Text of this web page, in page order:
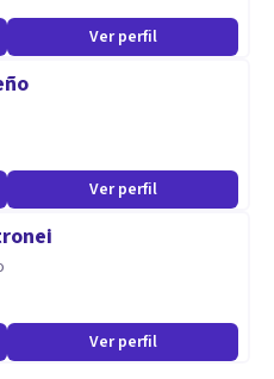
Ver perfil
Ver perfil
Ver perfil